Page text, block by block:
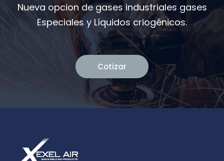
Nueva opcion de gases industriales gases
Especiales y Líquidos criogénicos.
Cotizar